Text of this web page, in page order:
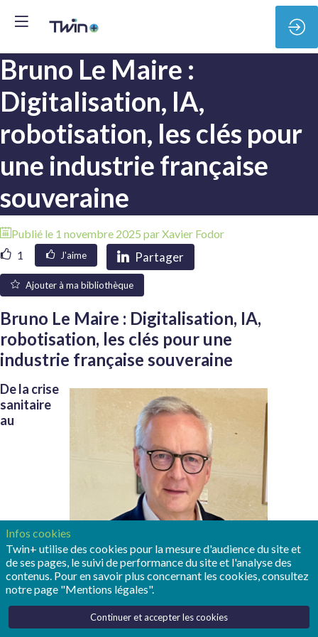
Bruno Le Maire :
Digitalisation, IA,
robotisation, les clés pour
une industrie française
souveraine
Publié le 1 novembre 2025 parXavier Fodor
1
J'aime Partager
Ajouter à ma bibliothèque
Bruno Le Maire : Digitalisation, IA,
robotisation, les clés pour une
industrie française souveraine
De la crise
sanitaire
au
déploiement de France 2030, Bruno Le Maire
aura piloté pendant sept ans la politique
Infos cookies
Twin+ utilise des cookies pour la mesure d'audience du site et
de ses pages, le suivi de performance du site et l'analyse des
contenus. Pour en savoir plus concernant les cookies, consultez
notre page "Mentions légales".
Continuer et accepter les cookies